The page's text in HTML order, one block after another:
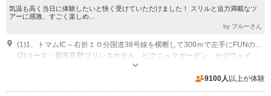
気温も高く当日に体験したいと快く受けていただけました！ スリルと迫力満載なツ
アーに感激、すごく楽しめ...
by ブルーさん
(1)1、トマムIC～右折１０分国道38号線を横断して300ｍで左手にFUNの看板 ２、富良野～国道38号線を帯広方向へ約1時間。JR落合駅より800m直進右側にラフティングの看板を左折300mで左手にFUNの看板
9100人 以上が体験